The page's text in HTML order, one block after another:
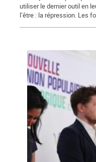
utiliser le dernier outil en
l’être : la répression. Les